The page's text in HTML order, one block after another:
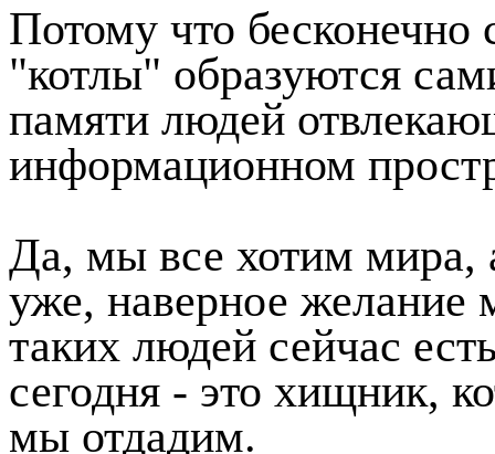
Потому что бесконечно
"котлы" образуются
памяти людей
информационном
Да, мы все хотим мира,
уже, наверное
таких людей сейчас
сегодня - это хищник,
мы отдадим.